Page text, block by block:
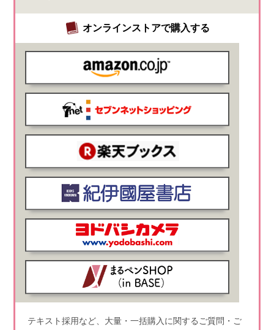
オンラインストアで購入する
テキスト採用など、大量・一括購入に関するご質問・ご